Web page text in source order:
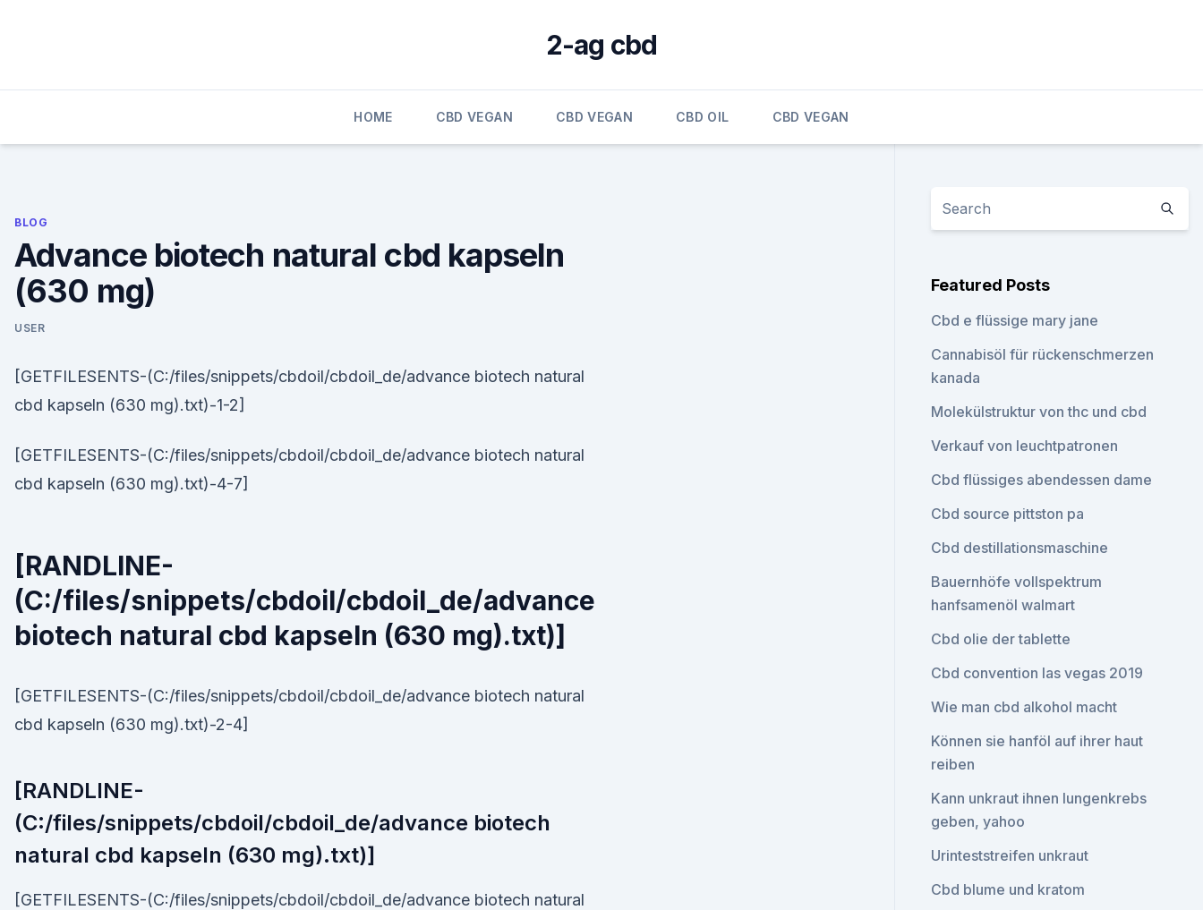
2-ag cbd
HOME CBD VEGAN CBD VEGAN CBD OIL CBD VEGAN
BLOG
Advance biotech natural cbd kapseln
(630 mg)
USER
[GETFILESENTS-(C:/files/snippets/cbdoil/cbdoil_de/advance biotech natural
cbd kapseln (630 mg).txt)-1-2]
[GETFILESENTS-(C:/files/snippets/cbdoil/cbdoil_de/advance biotech natural
cbd kapseln (630 mg).txt)-4-7]
[RANDLINE-
(C:/files/snippets/cbdoil/cbdoil_de/advance
biotech natural cbd kapseln (630 mg).txt)]
[GETFILESENTS-(C:/files/snippets/cbdoil/cbdoil_de/advance biotech natural
cbd kapseln (630 mg).txt)-2-4]
[RANDLINE-
(C:/files/snippets/cbdoil/cbdoil_de/advance biotech
natural cbd kapseln (630 mg).txt)]
[GETFILESENTS-(C:/files/snippets/cbdoil/cbdoil_de/advance biotech natural
Featured Posts
Cbd e flüssige mary jane
Cannabisöl für rückenschmerzen
kanada
Molekülstruktur von thc und cbd
Verkauf von leuchtpatronen
Cbd flüssiges abendessen dame
Cbd source pittston pa
Cbd destillationsmaschine
Bauernhöfe vollspektrum
hanfsamenöl walmart
Cbd olie der tablette
Cbd convention las vegas 2019
Wie man cbd alkohol macht
Können sie hanföl auf ihrer haut
reiben
Kann unkraut ihnen lungenkrebs
geben, yahoo
Urinteststreifen unkraut
Cbd blume und kratom